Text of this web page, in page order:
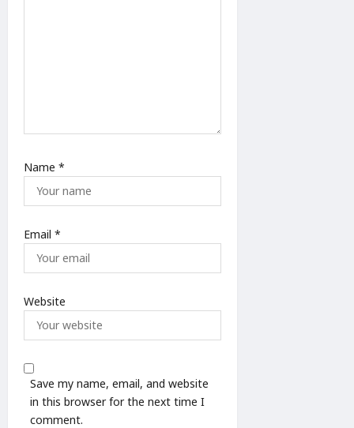
Name *
Email *
Website
Save my name, email, and website
in this browser for the next time I
comment.